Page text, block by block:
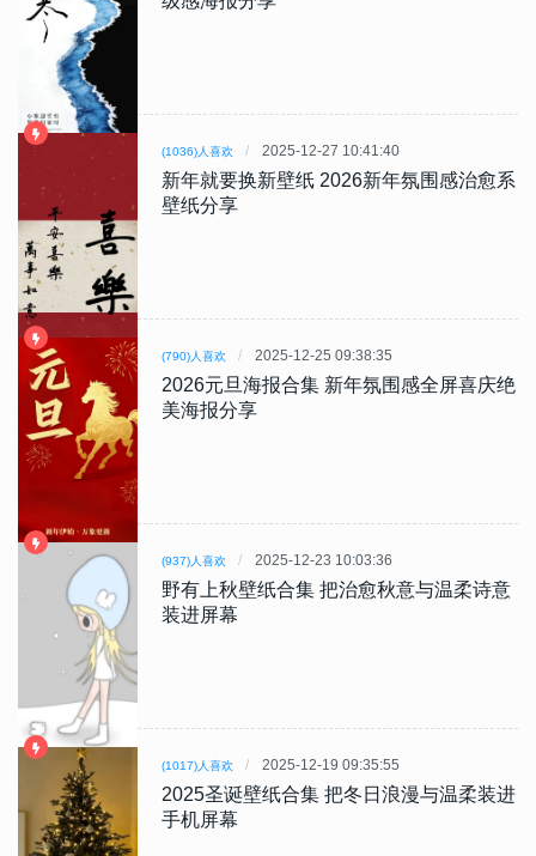
(1036)人喜欢 2025-12-27 10:41:40
新年就要换新壁纸 2026新年氛围感治愈系
壁纸分享
(790)人喜欢 2025-12-25 09:38:35
2026元旦海报合集 新年氛围感全屏喜庆绝
美海报分享
(937)人喜欢 2025-12-23 10:03:36
野有上秋壁纸合集 把治愈秋意与温柔诗意
装进屏幕
(1017)人喜欢 2025-12-19 09:35:55
2025圣诞壁纸合集 把冬日浪漫与温柔装进
手机屏幕